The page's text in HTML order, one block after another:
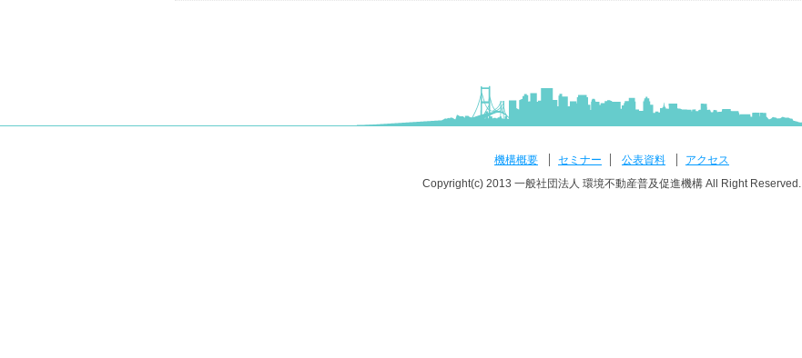
機構概要 セミナー 公表資料
アクセス
Copyright(c) 2013 一般社団法人 環境不動産普及促進機構 All Right Reserved.